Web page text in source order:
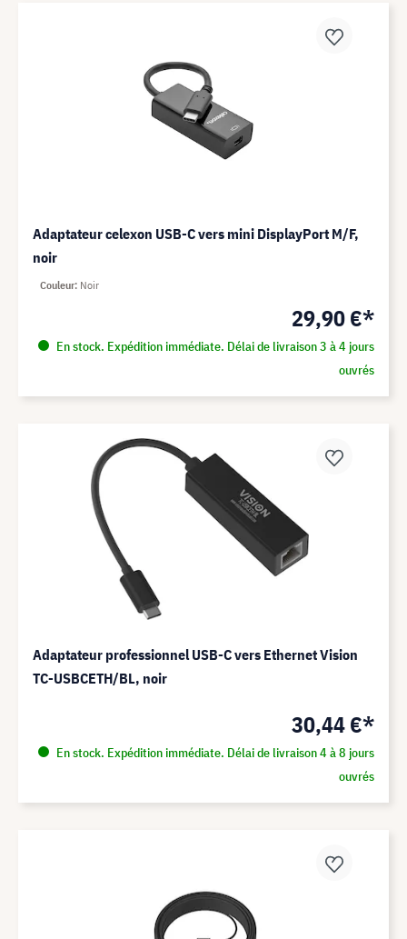
Adaptateur celexon USB-C vers mini DisplayPort M/F,
noir
29,90 €*
En stock. Expédition immédiate. Délai de livraison 3 à 4 jours
ouvrés
Couleur Noir
Adaptateur professionnel USB-C vers Ethernet Vision
TC-USBCETH/BL, noir
30,44 €*
En stock. Expédition immédiate. Délai de livraison 4 à 8 jours
ouvrés